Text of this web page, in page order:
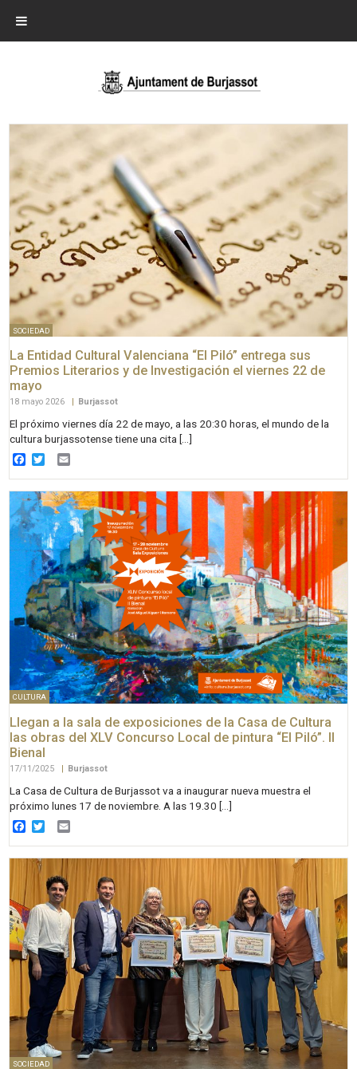
SOCIEDAD
La Entidad Cultural Valenciana “El Piló” entrega sus
Premios Literarios y de Investigación el viernes 22 de
mayo
18 mayo 2026 Burjassot
El próximo viernes día 22 de mayo, a las 20:30 horas, el mundo de la
cultura burjassotense tiene una cita […]
Facebook
Twitter
CULTURA
Llegan a la sala de exposiciones de la Casa de Cultura
las obras del XLV Concurso Local de pintura “El Piló”. II
Bienal
17/11/2025 | Burjassot
La Casa de Cultura de Burjassot va a inaugurar nueva muestra el
próximo lunes 17 de noviembre. A las 19.30 […]
Facebook
Twitter
SOCIEDAD